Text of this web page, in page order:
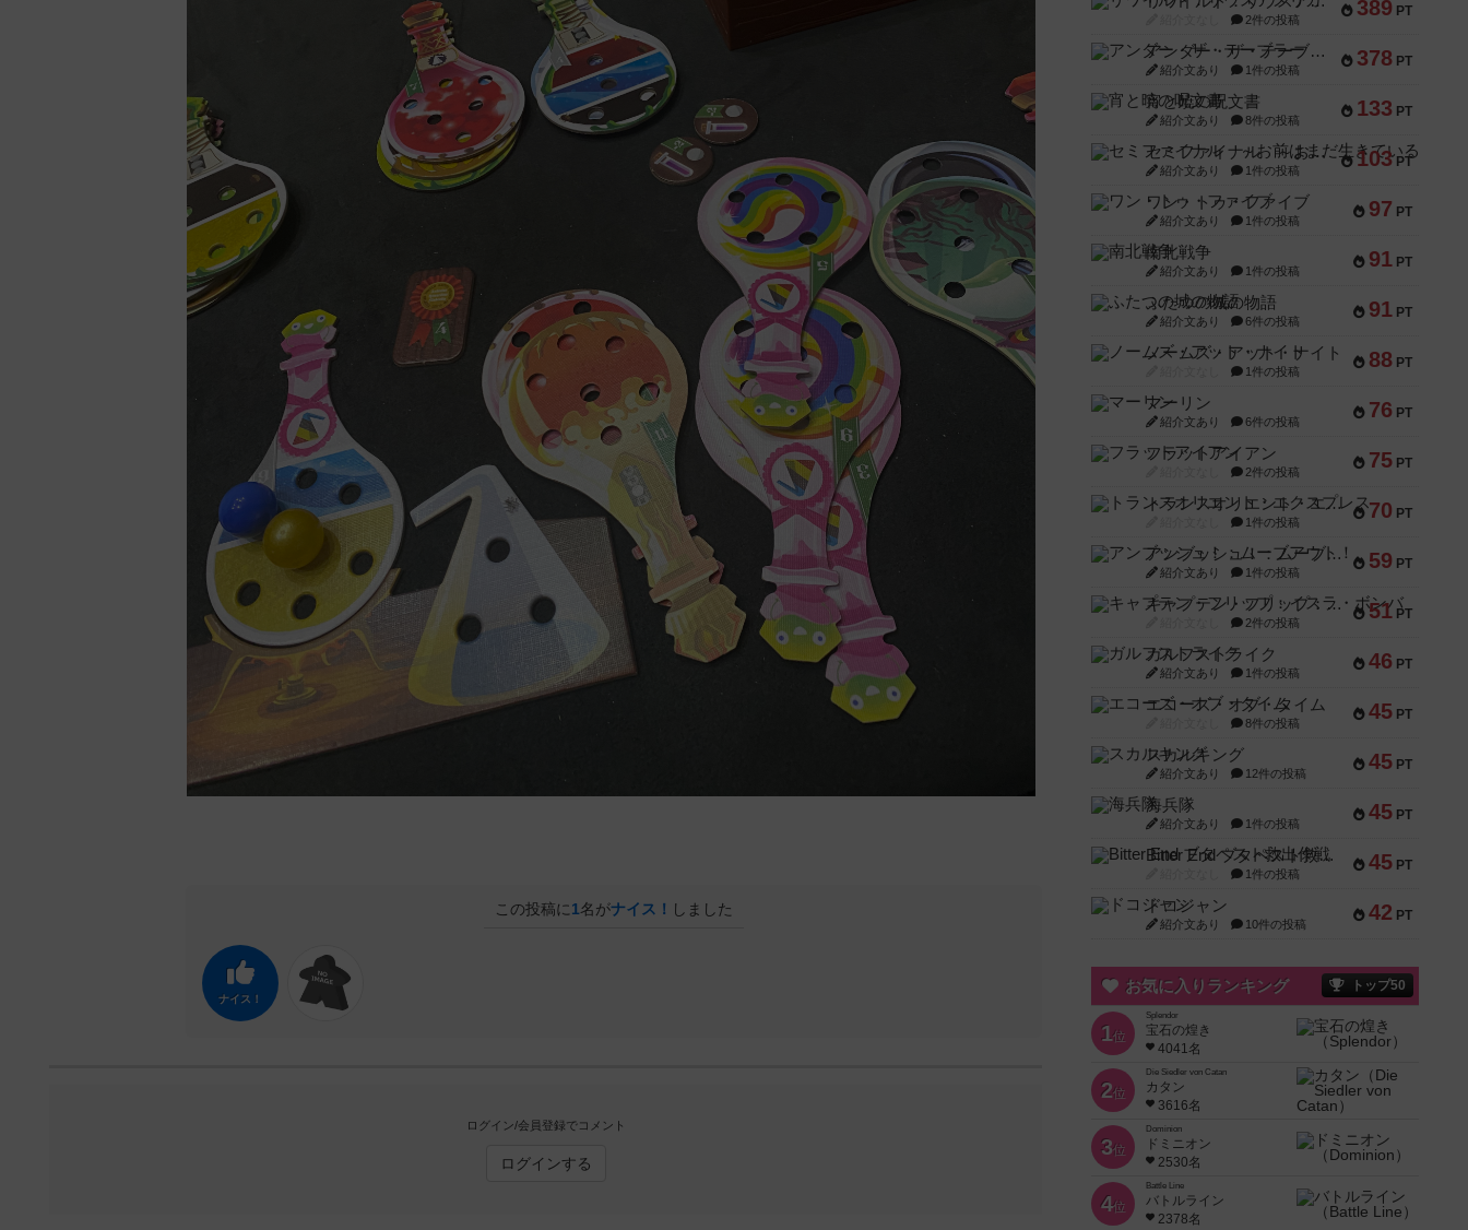
この投稿に1名がナイス！ しました
ナイス！
ログイン/会員登録でコメント
ログインする
389 PT
2件の投稿
378 PT
アンダー・ザ・テーブラー
紹介文あり 1件の投稿
133 PT
宵と暁の呪文書
紹介文あり 8件の投稿
103 PT
セミファイナル ～お前はまだ生きている～
紹介文あり 1件の投稿
97 PT
ワン・トゥ・ファイブ
紹介文あり 1件の投稿
91 PT
南北戦争
紹介文あり 1件の投稿
91 PT
ふたつの城の物語
紹介文あり 6件の投稿
88 PT
ノームズ・アット・ナイト
1件の投稿
76 PT
マーリン
紹介文あり 6件の投稿
75 PT
フラットアイアン
2件の投稿
70 PT
トランスオリエント・エクスプレス
1件の投稿
59 PT
アンブッシュ！：ムーブアウト！
紹介文あり 1件の投稿
51 PT
キャプテン・フリップ：イスラ・ボンバ
2件の投稿
46 PT
ガルフストライク
紹介文あり 1件の投稿
45 PT
エコーズ・オブ・タイム
8件の投稿
45 PT
スカルキング
紹介文あり 12件の投稿
45 PT
海兵隊
紹介文あり 1件の投稿
45 PT
Bitter End ブタペスト救出作戦
1件の投稿
42 PT
ドコジャン
紹介文あり 10件の投稿
お気に入りランキング トップ50
1位
Splendor
宝石の煌き
4041名
2位
Die Siedler von Catan
カタン
3616名
3位
Dominion
ドミニオン
2530名
4位
Battle Line
バトルライン
2378名